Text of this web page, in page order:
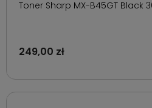
Toner Sharp MX-B45GT Black
249,00 zł